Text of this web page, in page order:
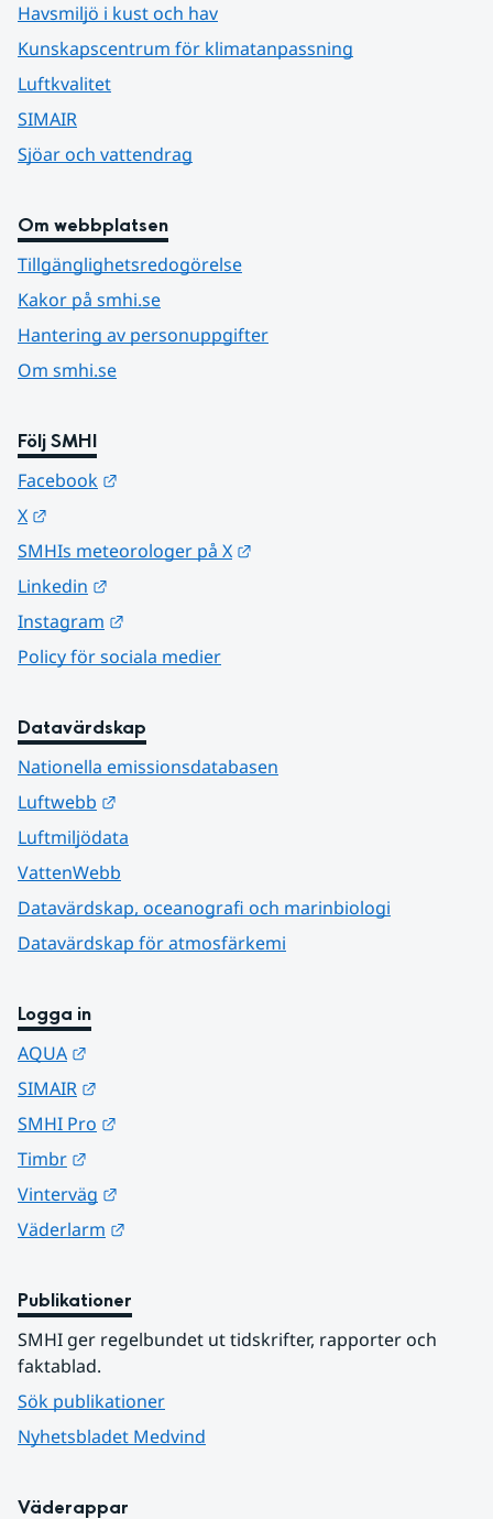
Havsmiljö i kust och hav
Kunskapscentrum för klimatanpassning
Luftkvalitet
SIMAIR
Sjöar och vattendrag
Om webbplatsen
Tillgänglighetsredogörelse
Kakor på smhi.se
Hantering av personuppgifter
Om smhi.se
Följ SMHI
Facebook
X
SMHIs meteorologer på X
Linkedin
Instagram
Policy för sociala medier
Datavärdskap
Nationella emissionsdatabasen
Luftwebb
Luftmiljödata
VattenWebb
Datavärdskap, oceanografi och marinbiologi
Datavärdskap för atmosfärkemi
Logga in
AQUA
SIMAIR
SMHI Pro
Timbr
Vinterväg
Väderlarm
Publikationer
SMHI ger regelbundet ut tidskrifter, rapporter och
faktablad.
Sök publikationer
Nyhetsbladet Medvind
Väderappar